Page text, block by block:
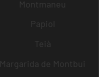
Montmaneu
Papiol
Teià
Margarida de Montbui